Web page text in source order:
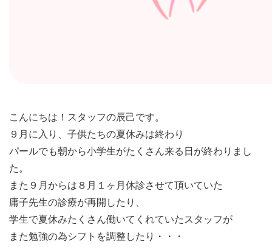
こんにちは！スタッフの辰己です。
９月に入り、子供たちの夏休みは終わり
パールでも朝から小学生がたくさん来る日が終わりまし
た。
また９月からは８月１ヶ月休診させて頂いていた
庸子先生の診療が再開したり、
学生で夏休みたくさん働いてくれていたスタッフが
また勉強の為シフトを調整したり・・・